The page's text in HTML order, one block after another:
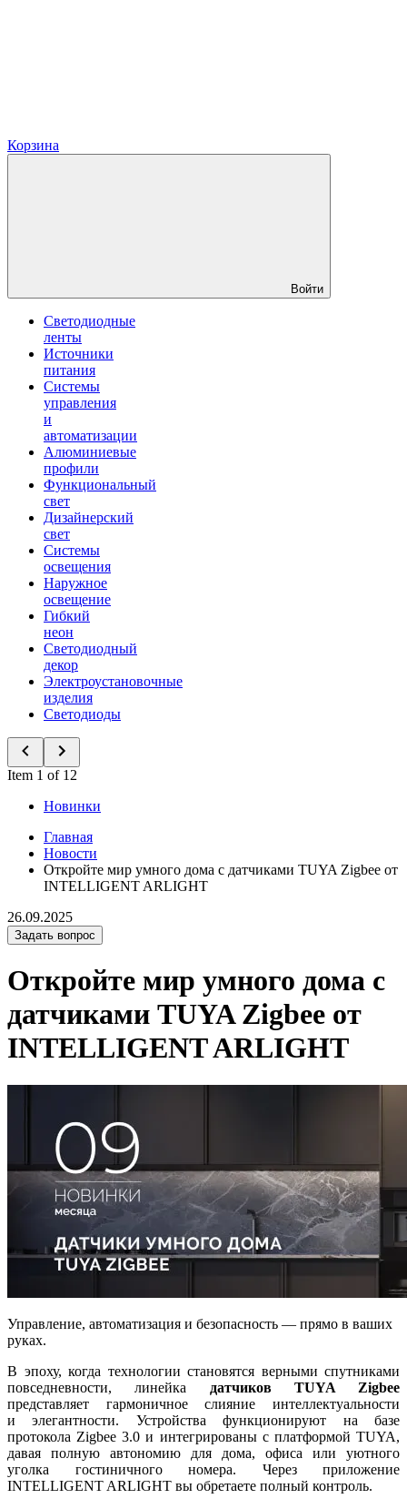
Корзина
Войти
Светодиодные
ленты
Источники
питания
Системы
управления
и
автоматизации
Алюминиевые
профили
Функциональный
свет
Дизайнерский
свет
Системы
освещения
Наружное
освещение
Гибкий
неон
Светодиодный
декор
Электроустановочные
изделия
Светодиоды
Item 1 of 12
Новинки
Главная
Новости
Откройте мир умного дома с датчиками TUYA Zigbee от
INTELLIGENT ARLIGHT
26.09.2025
Задать вопрос
Откройте мир умного дома с
датчиками TUYA Zigbee от
INTELLIGENT ARLIGHT
Управление, автоматизация и безопасность — прямо в ваших
руках.
В эпоху, когда технологии становятся верными спутниками
повседневности, линейка датчиков TUYA Zigbee
представляет гармоничное слияние интеллектуальности
и элегантности. Устройства функционируют на базе
протокола Zigbee 3.0 и интегрированы с платформой TUYA,
давая полную автономию для дома, офиса или уютного
уголка гостиничного номера. Через приложение
INTELLIGENT ARLIGHT вы обретаете полный контроль.